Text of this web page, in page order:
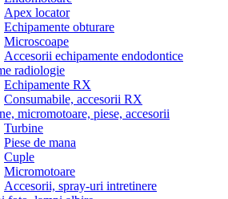
Apex locator
Echipamente obturare
Microscoape
Accesorii echipamente endodontice
radiologie
Echipamente RX
Consumabile, accesorii RX
micromotoare, piese, accesorii
Turbine
Piese de mana
Cuple
Micromotoare
Accesorii, spray-uri intretinere